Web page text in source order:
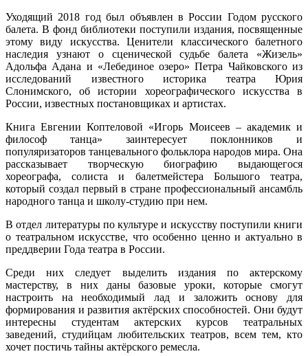
Уходящий 2018 год был объявлен в России Годом русского
балета. В фонд библиотеки поступили издания, посвященные
этому виду искусства. Ценители классического балетного
наследия узнают о сценической судьбе балета «Жизель»
Адольфа Адана и «Лебединое озеро» Петра Чайковского из
исследований известного историка театра Юрия
Слонимского, об истории хореографического искусства в
России, известных постановщиках и артистах.
Книга Евгении Коптеловой «Игорь Моисеев – академик и
философ танца» заинтересует поклонников и
популяризаторов танцевального фольклора народов мира. Она
рассказывает творческую биографию выдающегося
хореографа, солиста и балетмейстера Большого театра,
который создал первый в стране профессиональный ансамбль
народного танца и школу-студию при нем.
В отдел литературы по культуре и искусству поступили книги
о театральном искусстве, что особенно ценно и актуально в
преддверии Года театра в России.
Среди них следует выделить издания по актерскому
мастерству, в них даны базовые уроки, которые смогут
настроить на необходимый лад и заложить основу для
формирования и развития актёрских способностей. Они будут
интересны студентам актерских курсов театральных
заведений, студийцам любительских театров, всем тем, кто
хочет постичь тайны актёрского ремесла.